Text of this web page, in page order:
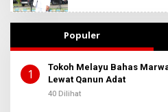
S
I
E
H
M
N
Populer
1
Tokoh Melayu Bahas
Lewat Qanun Adat
40 Dilihat